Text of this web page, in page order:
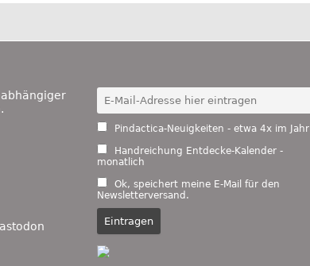
Pindactica-Neuigkeiten - etwa 4x im Jahr
Handreichung Entdecke-Kalender -
monatlich
Ok, speichert meine E-Mail für den
Newsletterversand.